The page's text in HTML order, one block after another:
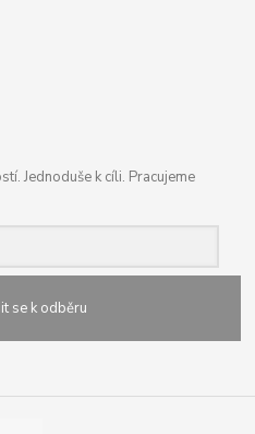
Jednoduše k cíli. Pracujeme
se k odběru